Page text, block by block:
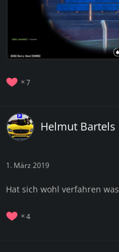
7
Helmut Bartels
1. März 2019
Hat sich wohl verfahren was
4